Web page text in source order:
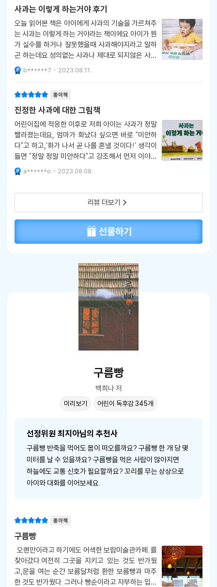
사과는 이렇게 하는거야 후기
오늘 읽어본 책은 아이에게 사과의 기술을 가르쳐주
는 사과는 이렇게 하는 거야라는 책이에요.아이가 뭔
가 실수를 하거나 잘못했을때 사과해야지라고 말하
곤 하는데요.성의없는 사과나 제대로 되지않은 사과
에 이렇게 사과하는거야 라고 알려줘도 사과는 힘들
더라구요.사과는 이렇게 하는 거야는 이런 걱정이 있
해요.누구나 실수는 해요
b******7 2023.08.11.
종이책
진정한 사과에 대한 그림책
어린이집에 적응한 이후로 저희 아이는 사과가 정말
빨라졌는데요, 엄마가 화났다 싶으면 바로 "미안하
다"고 하고,'화가 나서 곧 나를 혼낼 것이다!' 생각이
들면 "정말 정말 미안하다"고 강조해서 먼저 이야기
하는 바람에 그냥 넘어간 적도 많아요.하지만 종종
아이 때문에 아파서 표정을 풀지 않고 있으면 '내가
a******o 2023.08.08.
리뷰 더보기
선물하기
구름빵
백희나 저
미리보기 어린이 독후감 345개
선정위원 최지아님의 추천사
구름빵 반죽을 먹어도 몸이 떠오를까요? 구름빵 한 개 당 몇
미터를 날 수 있을까요? 구름빵을 먹은 사람이 많아지면
하늘에도 교통 신호가 필요할까요? 꼬리를 무는 상상으로
아이와 대화를 이어보세요.
종이책
구름빵
오랜만이라고 하기에도 어색한 보람미술관카페..를
찾아갔다.여전히 그곳을 지키고 있는 것도 반가웠
고,문을 여는 순간 보름달처럼 환한 보름빵과 마주
한 것도 반가웠다. 그러나 빵순이라고 자부하는 입장